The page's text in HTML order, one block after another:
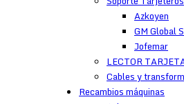
Azkoyen
GM Global
Jofemar
LECTOR
Cables y
Recambios máquinas